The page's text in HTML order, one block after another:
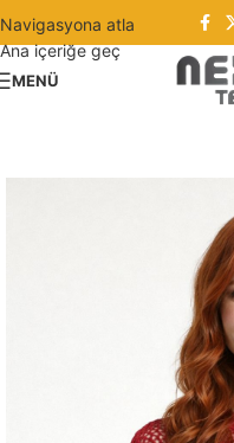
Navigasyona atla
Ana içeriğe geç
MENÜ